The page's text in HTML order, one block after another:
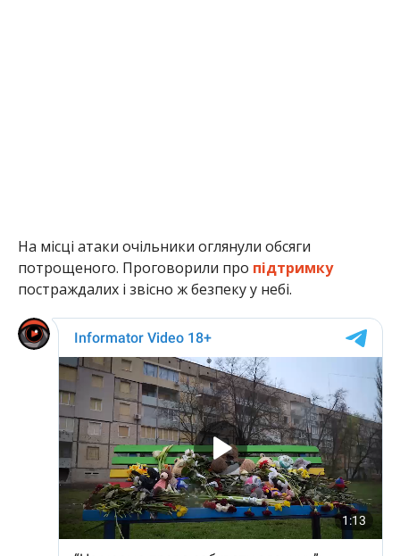
На місці атаки очільники оглянули обсяги
потрощеного. Проговорили про підтримку
постраждалих і звісно ж безпеку у небі.